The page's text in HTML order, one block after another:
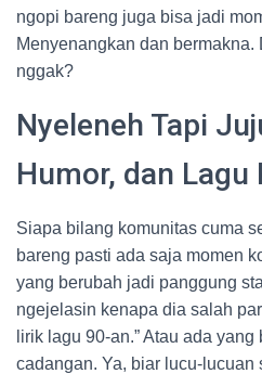
ngopi bareng juga bisa jadi
Menyenangkan dan bermakna.
nggak?
Nyeleneh Tapi
Humor, dan
Siapa bilang komunitas cuma
bareng pasti ada saja momen
yang berubah jadi panggung
ngejelasin kenapa dia salah
lirik lagu 90-an.” Atau ada
cadangan. Ya, biar lucu-lucuan